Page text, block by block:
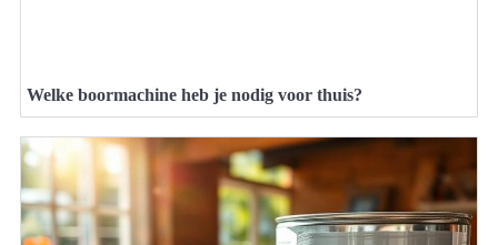
Welke boormachine heb je nodig voor thuis?